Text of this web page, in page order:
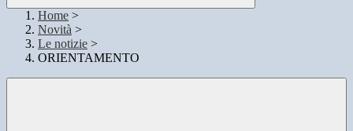
Home >
Novità >
Le notizie >
ORIENTAMENTO